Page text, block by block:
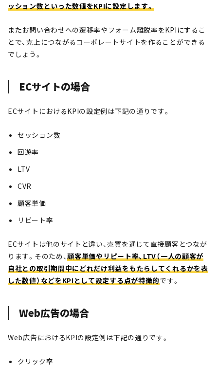
ッション数といった数値をKPIに設定します。
またお問い合わせへの遷移率やフォーム離脱率をKPIにするこ
とで、売上につながるコーポレートサイトを作ることができる
でしょう。
ECサイトの場合
ECサイトにおけるKPIの設定例は下記の通りです。
セッション数
回遊率
LTV
CVR
顧客単価
リピート率
ECサイトは他のサイトと違い、売買を通じて直接顧客とつなが
ります。そのため、顧客単価やリピート率、LTV（一人の顧客が
自社との取引期間中にどれだけ利益をもたらしてくれるかを表
した数値）などをKPIとして設定する点が特徴的です。
Web広告の場合
Web広告におけるKPIの設定例は下記の通りです。
クリック率